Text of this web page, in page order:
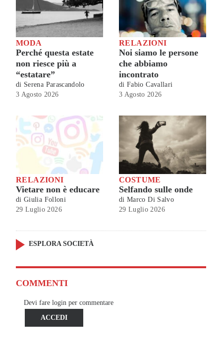
MODA
Perché questa estate
non riesce più a
“estatare”
di Serena Parascandolo
3 Agosto 2026
RELAZIONI
Noi siamo le persone
che abbiamo
incontrato
di Fabio Cavallari
3 Agosto 2026
RELAZIONI
Vietare non è educare
di Giulia Folloni
29 Luglio 2026
COSTUME
Selfando sulle onde
di Marco Di Salvo
29 Luglio 2026
ESPLORA SOCIETÀ
COMMENTI
Devi fare login per commentare
ACCEDI